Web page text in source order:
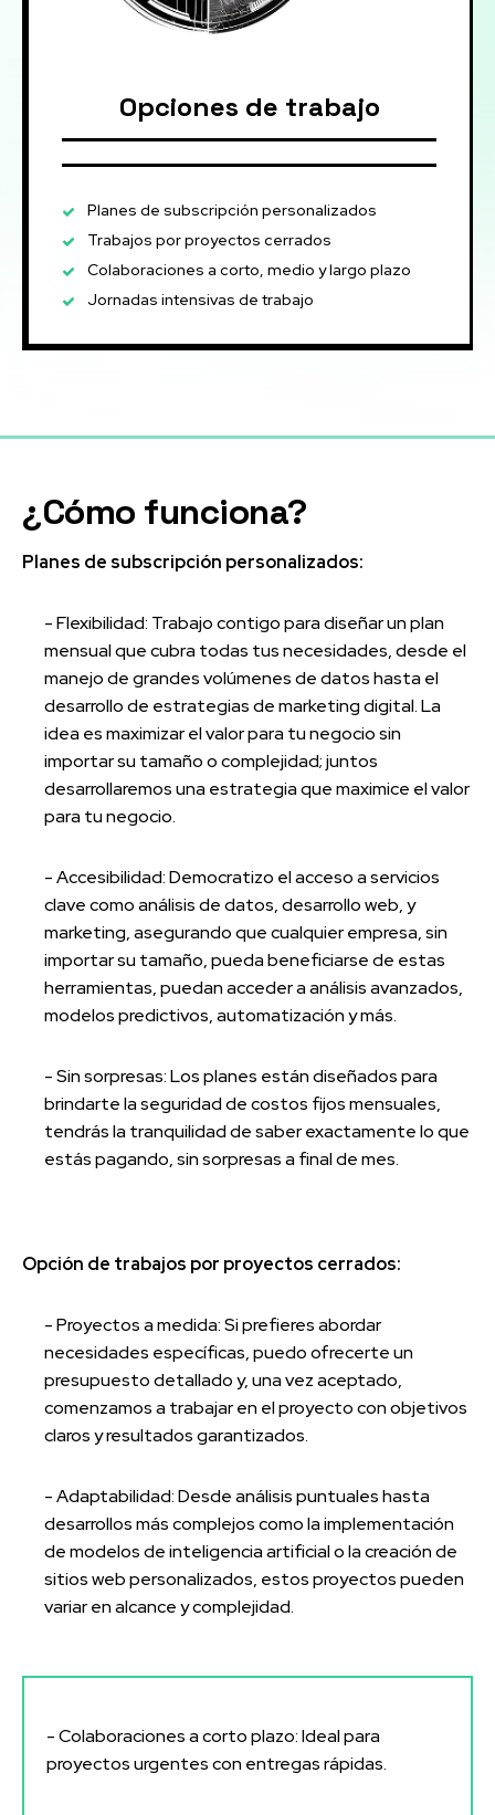
Opciones de trabajo
Planes de subscripción personalizados
Trabajos por proyectos cerrados
Colaboraciones a corto, medio y largo plazo
Jornadas intensivas de trabajo
¿Cómo funciona?
Planes de subscripción personalizados:
- Flexibilidad: Trabajo contigo para diseñar un plan
mensual que cubra todas tus necesidades, desde el
manejo de grandes volúmenes de datos hasta el
desarrollo de estrategias de marketing digital. La
idea es maximizar el valor para tu negocio sin
importar su tamaño o complejidad; juntos
desarrollaremos una estrategia que maximice el valor
para tu negocio.
- Accesibilidad: Democratizo el acceso a servicios
clave como análisis de datos, desarrollo web, y
marketing, asegurando que cualquier empresa, sin
importar su tamaño, pueda beneficiarse de estas
herramientas, puedan acceder a análisis avanzados,
modelos predictivos, automatización y más.
- Sin sorpresas: Los planes están diseñados para
brindarte la seguridad de costos fijos mensuales,
tendrás la tranquilidad de saber exactamente lo que
estás pagando, sin sorpresas a final de mes.
Opción de trabajos por proyectos cerrados:
- Proyectos a medida: Si prefieres abordar
necesidades específicas, puedo ofrecerte un
presupuesto detallado y, una vez aceptado,
comenzamos a trabajar en el proyecto con objetivos
claros y resultados garantizados.
- Adaptabilidad: Desde análisis puntuales hasta
desarrollos más complejos como la implementación
de modelos de inteligencia artificial o la creación de
sitios web personalizados, estos proyectos pueden
variar en alcance y complejidad.
- Colaboraciones a corto plazo: Ideal para
proyectos urgentes con entregas rápidas.